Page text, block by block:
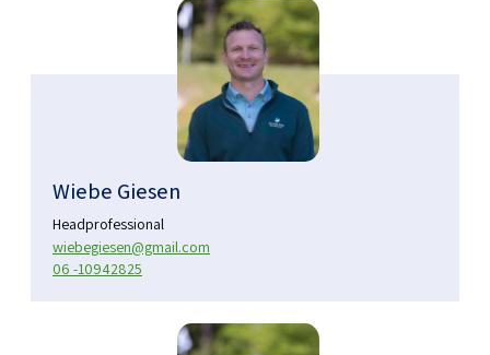
Wiebe Giesen
Headprofessional
wiebegiesen@gmail.com
06 -10942825